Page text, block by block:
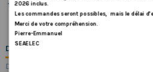
DESCRIPTION
DÉTAILS DU PRODUIT
2026 inclus.
Les commandes seront possibles, mais le délai d’
Merci de votre compréhension.
Pierre-Emmanuel
SEAELEC